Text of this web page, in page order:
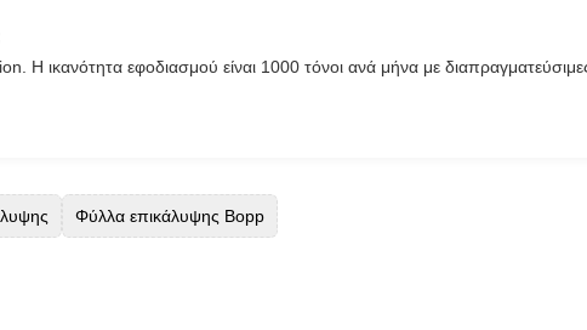
ικανότητα εφοδιασμού είναι 1000 τόνοι ανά μήνα με διαπραγματεύσιμες
Φύλλα επικάλυψης Bopp